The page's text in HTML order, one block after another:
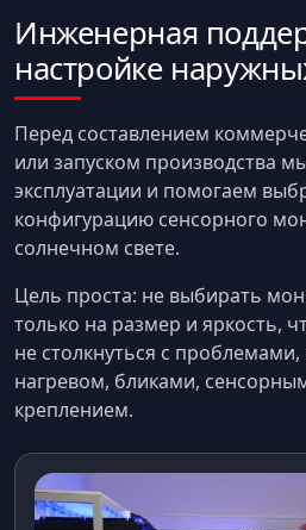
Инженерная
настройке
Перед составлением
или запуском производства
эксплуатации и помогаем
конфигурацию сенсорного
солнечном свете.
Цель проста: не выбирать
только на размер и яркость,
не столкнуться с
нагревом, бликами,
креплением.